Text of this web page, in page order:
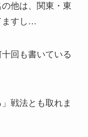
の他は、関東・東
ますし…
回も書いている
戦法とも取れま